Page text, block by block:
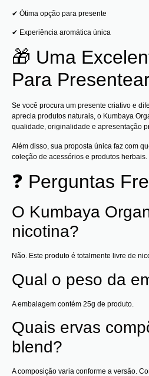
✔ Ótima opção para presente
✔ Experiência aromática única
🎁 Uma
Para
Se você procura um presente criativo e
aprecia produtos naturais, o Kumbaya
qualidade, originalidade e apresentação
Além disso, sua proposta única faz com
coleção de acessórios e produtos herbais.
❓ Perguntas
O Kumbaya
nicotina?
Não. Este produto é totalmente livre de
Qual o peso da
A embalagem contém 25g de produto.
Quais ervas
blend?
A composição varia conforme a versão.